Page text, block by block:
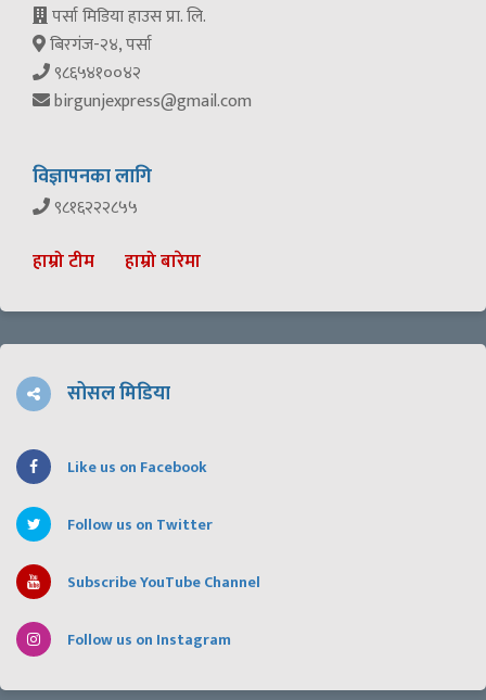
पर्सा मिडिया हाउस प्रा. लि.
बिरगंज-२४, पर्सा
९८६५४१००४२
birgunjexpress@gmail.com
विज्ञापनका लागि
९८१६२२२८५५
हाम्रो टीम हाम्रो बारेमा
सोसल मिडिया
Like us on Facebook
Follow us on Twitter
Subscribe YouTube Channel
Follow us on Instagram